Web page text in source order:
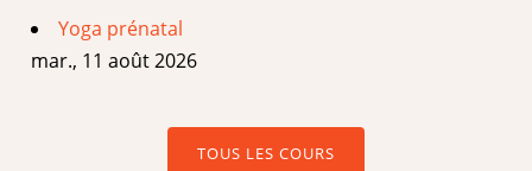
Yoga prénatal
mar., 11 août 2026
TOUS LES COURS